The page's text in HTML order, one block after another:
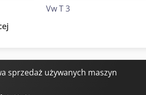
Vw T 3
sprzedaż używanych maszyn